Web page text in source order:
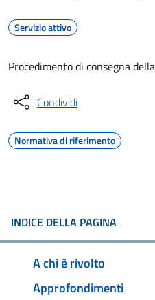
Servizio attivo
Procedimento di consegna
Condividi
Normativa di riferimento
INDICE DELLA PAGINA
A chi è rivolto
Approfondimenti